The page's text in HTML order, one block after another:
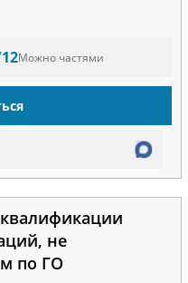
Можно частями
не
по ГО